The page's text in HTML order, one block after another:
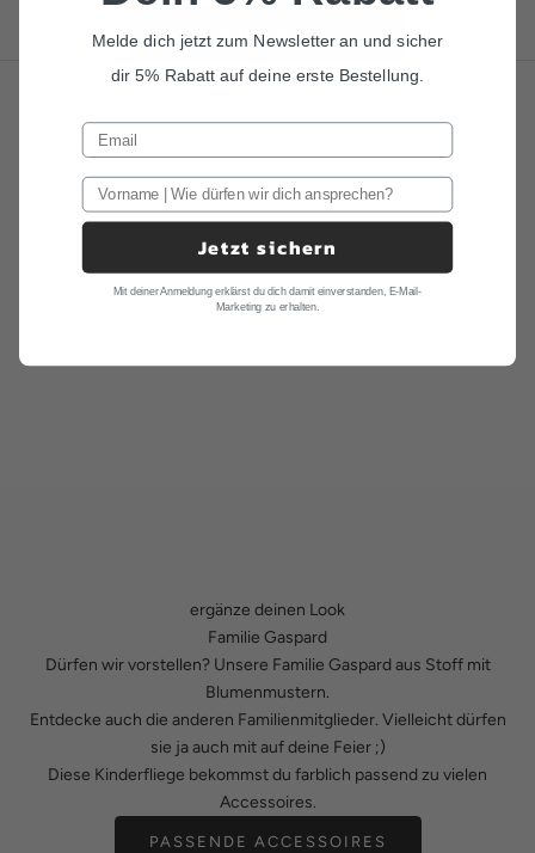
ALLE KINDERFLIEGEN
ergänze deinen Look
Familie Gaspard
Dürfen wir vorstellen? Unsere Familie Gaspard aus Stoff mit
Blumenmustern.
Entdecke auch die anderen Familienmitglieder. Vielleicht dürfen
sie ja auch mit auf deine Feier ;)
Diese Kinderfliege bekommst du farblich passend zu vielen
Accessoires.
PASSENDE ACCESSOIRES
Melde dich jetzt zum Newsletter an und sicher
dir 5% Rabatt auf deine erste Bestellung.
Jetzt sichern
Mit deiner Anmeldung erklärst du dich damit einverstanden, E-Mail-
Marketing zu erhalten.